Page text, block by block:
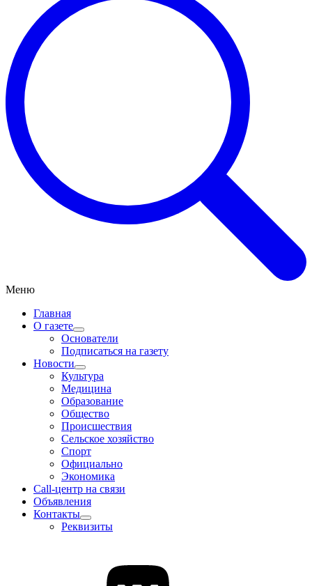
Меню
Главная
О газете
Основатели
Подписаться на газету
Новости
Культура
Медицина
Образование
Общество
Происшествия
Сельское хозяйство
Спорт
Официально
Экономика
Call-центр на связи
Объявления
Контакты
Реквизиты